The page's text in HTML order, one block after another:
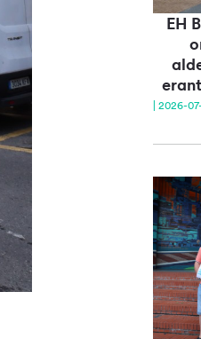
EH
| 2026-